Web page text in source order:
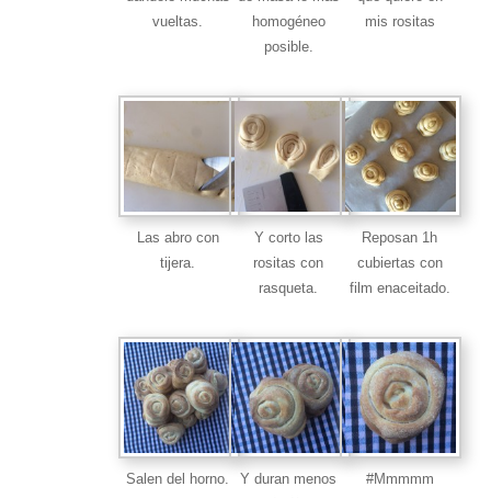
vueltas.
homogéneo
posible.
mis rositas
Las abro con
tijera.
Y corto las
rositas con
rasqueta.
Reposan 1h
cubiertas con
film enaceitado.
Salen del horno.
Y duran menos
#Mmmmm